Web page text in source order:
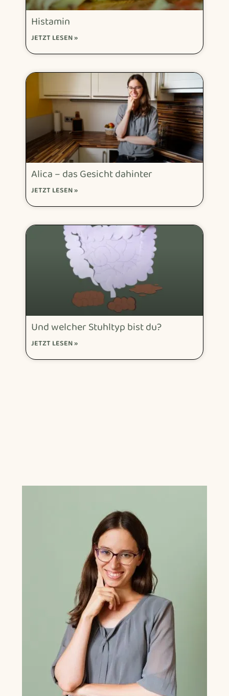
Histamin
JETZT LESEN »
Alica – das Gesicht dahinter
JETZT LESEN »
Und welcher Stuhltyp bist du?
JETZT LESEN »